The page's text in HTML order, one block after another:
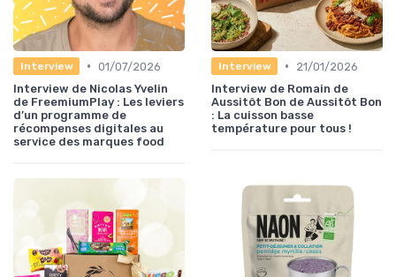
Interview • 01/07/2026
Interview de Nicolas Yvelin
de FreemiumPlay : Les leviers
d’un programme de
récompenses digitales au
service des marques food
Interview •
21/01/2026
Interview de Romain de
Aussitôt Bon de Aussitôt Bon
: La cuisson basse
température pour tous !